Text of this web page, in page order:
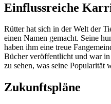
Einflussreiche
Rütter hat sich in der Welt der
einen Namen gemacht. Seine
haben ihm eine treue
Bücher veröffentlicht und war in
zu sehen, was seine Popularität
Zukunftspläne